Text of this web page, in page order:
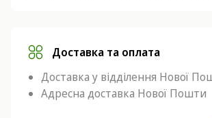
Доставка та оплата
Доставка у відділення Нової
Адресна доставка Нової Пошти